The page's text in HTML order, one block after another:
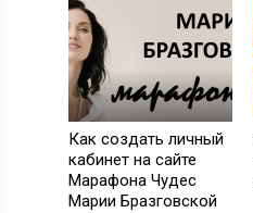
Как создать личный
кабинет на сайте
Марафона Чудес
Марии Бразговской